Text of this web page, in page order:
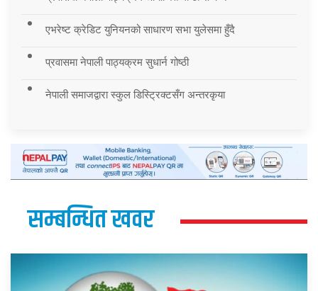
एभरेष्ट क्रेडिट युनियनको साधारण सभा युलेसमा हुँदै
प्रवासमा नेपाली पाठ्यक्रम सुधार्न गोष्ठी
नेपाली समाजद्वारा स्कुल डिस्ट्रिक्टसँग अन्तरकृया
सम्बन्धित खवर